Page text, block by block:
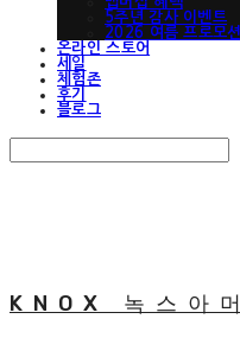
5주년 감사 이벤트
2026 여름 프로모션
온라인 스토어
세일
체험존
후기
블로그
KNOX 녹스아머